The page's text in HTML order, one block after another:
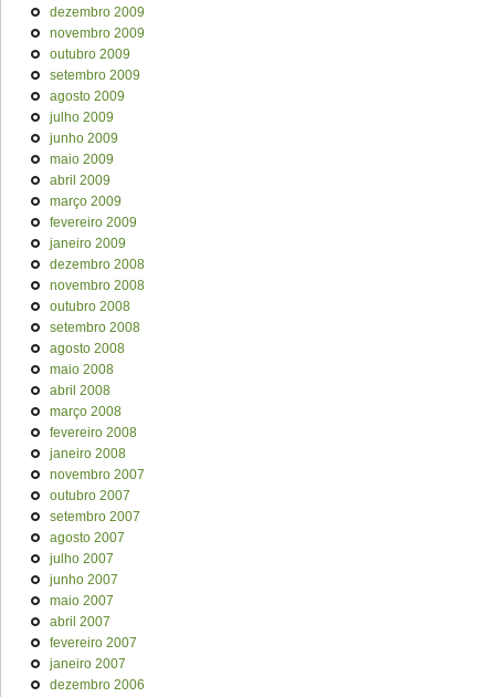
dezembro 2009
novembro 2009
outubro 2009
setembro 2009
agosto 2009
julho 2009
junho 2009
maio 2009
abril 2009
março 2009
fevereiro 2009
janeiro 2009
dezembro 2008
novembro 2008
outubro 2008
setembro 2008
agosto 2008
maio 2008
abril 2008
março 2008
fevereiro 2008
janeiro 2008
novembro 2007
outubro 2007
setembro 2007
agosto 2007
julho 2007
junho 2007
maio 2007
abril 2007
fevereiro 2007
janeiro 2007
dezembro 2006